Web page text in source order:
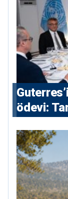
ödevi: